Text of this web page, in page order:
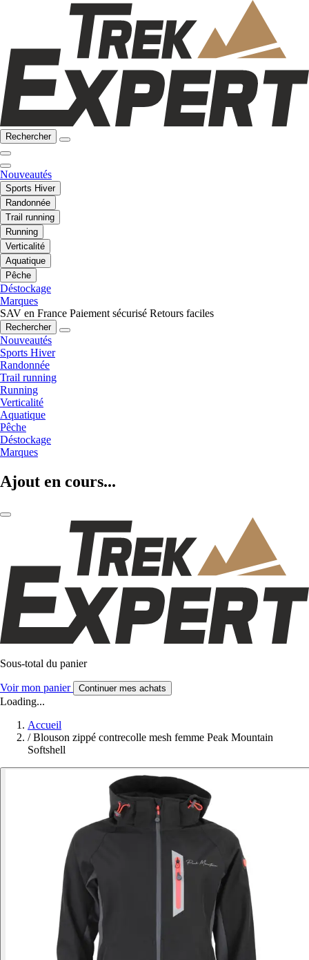
Rechercher
Nouveautés
Sports Hiver
Randonnée
Trail running
Running
Verticalité
Aquatique
Pêche
Déstockage
Marques
SAV en France Paiement sécurisé Retours faciles
Rechercher
Nouveautés
Sports Hiver
Randonnée
Trail running
Running
Verticalité
Aquatique
Pêche
Déstockage
Marques
Ajout en cours...
Sous-total du panier
Voir mon panier Continuer mes achats
Loading...
Accueil
/ Blouson zippé contrecolle mesh femme Peak Mountain
Softshell